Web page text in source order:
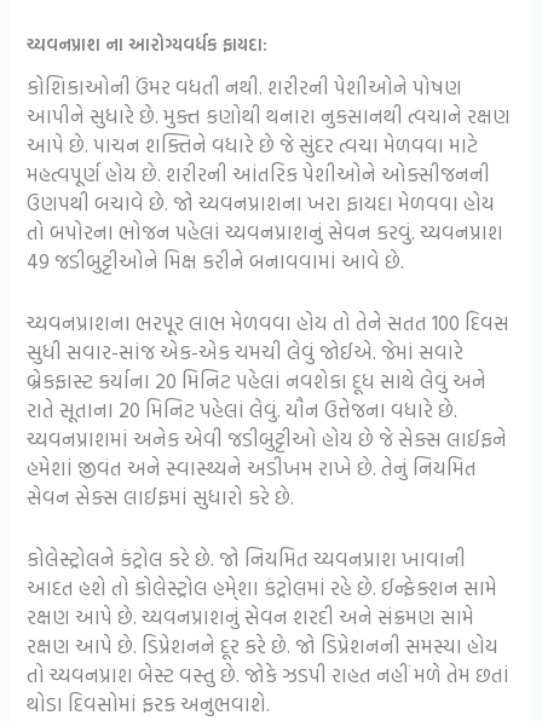
ચ્યવનપ્રાશ ના આરોગ્યવર્ધક ફાયદા:
કોશિકાઓની ઉંમર વધતી નથી. શરીરની પેશીઓને પોષણ
આપીને સુધારે છે. મુક્ત કણોથી થનારા નુકસાનથી ત્વચાને રક્ષણ
આપે છે. પાચન શક્તિને વધારે છે જે સુંદર ત્વચા મેળવવા માટે
મહત્વપૂર્ણ હોય છે. શરીરની આંતરિક પેશીઓને ઓક્સીજનની
ઉણપથી બચાવે છે. જો ચ્યવનપ્રાશના ખરા ફાયદા મેળવવા હોય
તો બપોરના ભોજન પહેલાં ચ્યવનપ્રાશનું સેવન કરવું. ચ્યવનપ્રાશ
49 જડીબુટ્ટીઓને મિક્ષ કરીને બનાવવામાં આવે છે.
ચ્યવનપ્રાશના ભરપૂર લાભ મેળવવા હોય તો તેને સતત 100 દિવસ
સુધી સવાર-સાંજ એક-એક ચમચી લેવું જોઈએ. જેમાં સવારે
બ્રેકફાસ્ટ કર્યાના 20 મિનિટ પહેલાં નવશેકા દૂધ સાથે લેવું અને
રાતે સૂતાના 20 મિનિટ પહેલાં લેવું. યૌન ઉત્તેજના વધારે છે.
ચ્યવનપ્રાશમાં અનેક એવી જડીબુટ્ટીઓ હોય છે જે સેક્સ લાઈફને
હમેશાં જીવંત અને સ્વાસ્થ્યને અડીખમ રાખે છે. તેનું નિયમિત
સેવન સેક્સ લાઈફમાં સુધારો કરે છે.
કોલેસ્ટ્રોલને કંટ્રોલ કરે છે. જો નિયમિત ચ્યવનપ્રાશ ખાવાની
આદત હશે તો કોલેસ્ટ્રોલ હમે્શા કંટ્રોલમાં રહે છે. ઈન્ફેક્શન સામે
રક્ષણ આપે છે. ચ્યવનપ્રાશનું સેવન શરદી અને સંક્રમણ સામે
રક્ષણ આપે છે. ડિપ્રેશનને દૂર કરે છે. જો ડિપ્રેશનની સમસ્યા હોય
તો ચ્યવનપ્રાશ બેસ્ટ વસ્તુ છે. જોકે ઝડપી રાહત નહીં મળે તેમ છતાં
થોડા દિવસોમાં ફરક અનુભવાશે.